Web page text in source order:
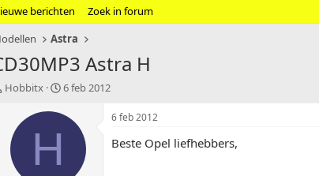
berichten
Zoek in forum
Astra
Astra H
T
Hobbitx
S
a
6 feb 2012
H
6 feb 2012
Beste Opel liefhebbers,